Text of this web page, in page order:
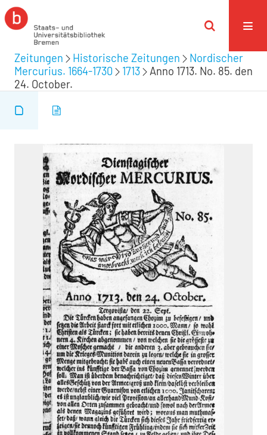
Zeitungen Historische Zeitungen
Nordischer
Mercurius. 1664-1730
1713
Anno 1713. No. 85. den
24. October.